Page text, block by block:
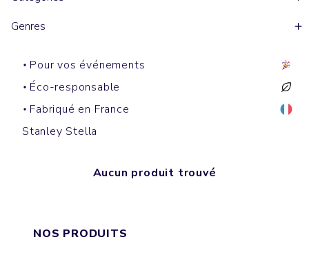
Genres
Pour vos événements
Éco-responsable
Fabriqué en France
Stanley Stella
Aucun produit trouvé
NOS PRODUITS